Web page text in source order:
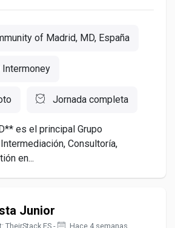
of Madrid, MD, España
Intermoney
Jornada completa
es el principal Grupo
Consultoría,
en...
Junior
TheirStack ES - Hace 4 semanas